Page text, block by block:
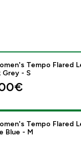
- MP Women's
Tempo Flared
Grey - S
- MP Women's
Tempo Flared
Blue - M